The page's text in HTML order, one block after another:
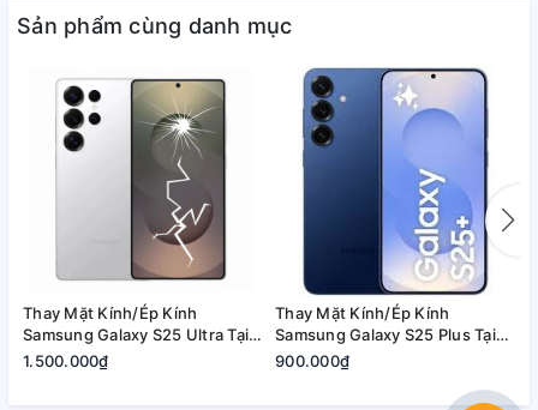
Sản phẩm cùng danh mục
Thay Mặt Kính/Ép Kính
Samsung Galaxy S25 Ultra Tại
Quận 2, Tp. Thủ Đức | Bảo
1.500.000₫
Thay Mặt Kính/Ép Kính
Samsung Galaxy S25 Plus Tại
Quận 2, Tp. Thủ Đức | Bảo
900.000₫